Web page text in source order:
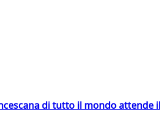
di tutto il mondo attende